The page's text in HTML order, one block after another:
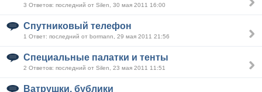
3 Ответов: последний от Silen, 30 мая 2011 16:00
Спутниковый телефон
1 Ответ: последний от bormann, 29 мая 2011 21:56
Специальные палатки и тенты
2 Ответов: последний от Silen, 23 мая 2011 11:51
Ватрушки, бублики